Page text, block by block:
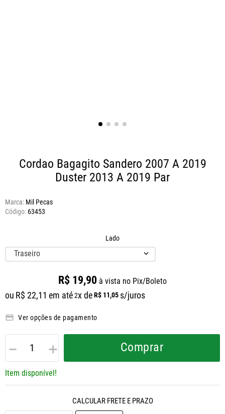
Cordao Bagagito Sandero 2007 A 2019
Duster 2013 A 2019 Par
Marca: Mil Pecas
63453
Lado
Traseiro
R$ 19,90 à vista no Pix/Boleto
ou R$ 22,11 em até2x deR$ 11,05 s/juros
Ver opções de pagamento
＋
－ Comprar
Item disponível!